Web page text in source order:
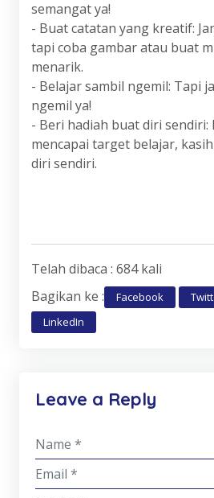
semangat ya!
- Buat catatan yang kreatif:
tapi coba gambar atau buat
menarik.
- Belajar sambil ngemil: Tapi
ngemil ya!
- Beri hadiah buat diri sendiri:
mencapai target belajar,
diri sendiri.
Telah dibaca : 684 kali
Bagikan ke :
Facebook
LinkedIn
Leave a Reply